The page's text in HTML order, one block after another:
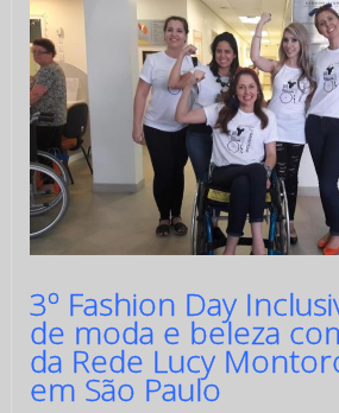
3º Fashion Day
de moda e beleza
da Rede Lucy
em São Paulo